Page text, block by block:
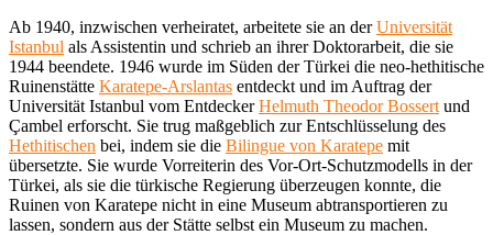
Ab 1940, inzwischen verheiratet, arbeitete sie an derUniversität
Istanbul als Assistentin und schrieb an ihrer Doktorarbeit, die sie
1944 beendete. 1946 wurde im Süden der Türkei die neo-hethitische
Ruinenstätte Karatepe-Arslantas entdeckt und im Auftrag der
Universität Istanbul vom EntdeckerHelmuth Theodor Bossert und
Çambel erforscht. Sie trug maßgeblich zur Entschlüsselung des
Hethitischen bei, indem sie die Bilingue von Karatepe mit
übersetzte. Sie wurde Vorreiterin des Vor-Ort-Schutzmodells in der
Türkei, als sie die türkische Regierung überzeugen konnte, die
Ruinen von Karatepe nicht in eine Museum abtransportieren zu
lassen, sondern aus der Stätte selbst ein Museum zu machen.